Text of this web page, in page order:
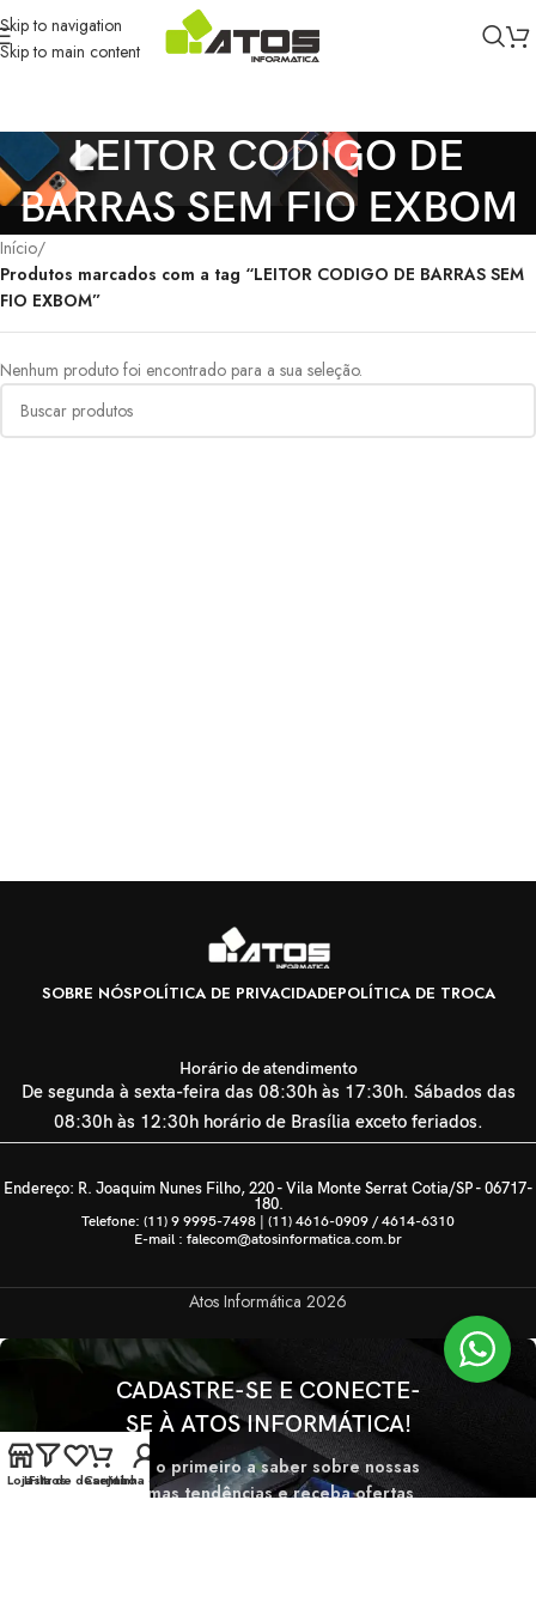
Skip to navigation
Skip to main content
LEITOR CODIGO DE
BARRAS SEM FIO EXBOM
Início/
Produtos marcados com a tag “LEITOR CODIGO DE BARRAS SEM
FIO EXBOM”
Nenhum produto foi encontrado para a sua seleção.
SOBRE NÓSPOLÍTICA DE PRIVACIDADEPOLÍTICA DE TROCA
Horário de atendimento
De segunda à sexta-feira das 08:30h às 17:30h. Sábados das
08:30h às 12:30h horário de Brasília exceto feriados.
Endereço: R. Joaquim Nunes Filho, 220 - Vila Monte Serrat Cotia/SP - 06717-
180.
Telefone: (11) 9 9995-7498 | (11) 4616-0909 / 4614-6310
E-mail : falecom@atosinformatica.com.br
Atos Informática 2026
CADASTRE-SE E CONECTE-
SE À ATOS INFORMÁTICA!
Seja o primeiro a saber sobre nossas
últimas tendências e receba ofertas
LojaFiltros
Lista de desejos
CarrinhoMinha conta